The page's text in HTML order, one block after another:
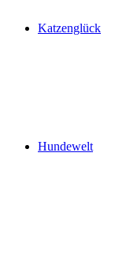
Katzenglück
Hundewelt